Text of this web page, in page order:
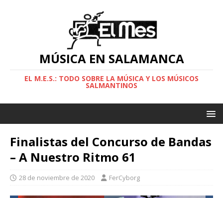
MÚSICA EN SALAMANCA
EL M.E.S.: TODO SOBRE LA MÚSICA Y LOS MÚSICOS
SALMANTINOS
Finalistas del Concurso de Bandas
– A Nuestro Ritmo 61
28 de noviembre de 2020 FerCyborg